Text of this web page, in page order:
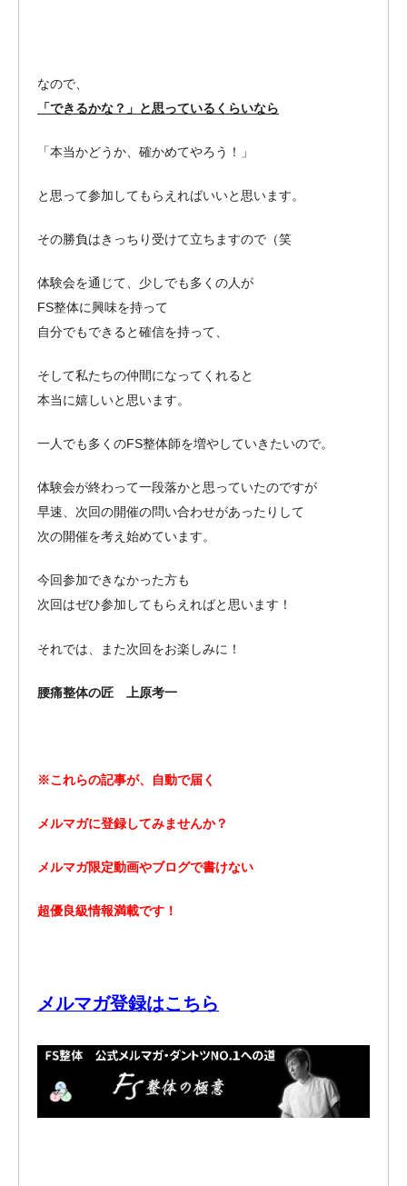
なので、
「できるかな？」と思っているくらいなら
「本当かどうか、確かめてやろう！」
と思って参加してもらえればいいと思います。
その勝負はきっちり受けて立ちますので（笑
体験会を通じて、少しでも多くの人が
FS整体に興味を持って
自分でもできると確信を持って、
そして私たちの仲間になってくれると
本当に嬉しいと思います。
一人でも多くのFS整体師を増やしていきたいので。
体験会が終わって一段落かと思っていたのですが
早速、次回の開催の問い合わせがあったりして
次の開催を考え始めています。
今回参加できなかった方も
次回はぜひ参加してもらえればと思います！
それでは、また次回をお楽しみに！
腰痛整体の匠 上原考一
※これらの記事が、自動で届く
メルマガに登録してみませんか？
メルマガ限定動画やブログで書けない
超優良級情報満載です！
メルマガ登録はこちら